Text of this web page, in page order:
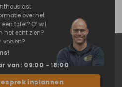
over het
tafel? Of wil
het echt zien?
voelen?
van: 09:00 - 18:00
inplannen